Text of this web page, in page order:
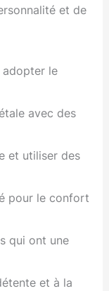
et de
adopter le
avec des
et utiliser des
pour le confort
qui ont une
et à la